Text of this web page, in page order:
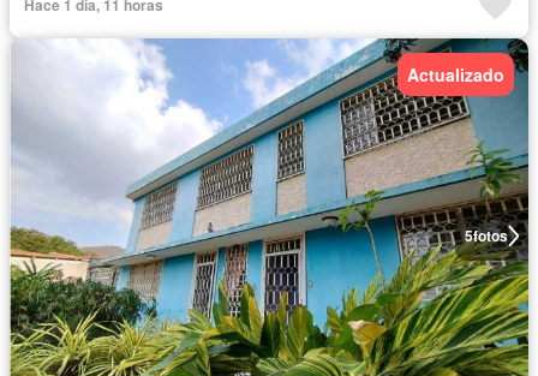
Hace 1 día, 11 horas
5fotos
Actualizado